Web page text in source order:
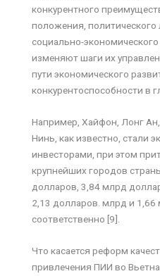
конкурентного
положения,
социально-
изменяют шаги их
пути экономического
конкурентоспособности в
Например, Хайфон, Лонг
Нинь, как известно, стали
инвесторами, при этом
крупнейших городов
долларов, 3,84 млрд
2,13 долларов. млрд и
соответственно [9].
Что касается реформ
привлечения ПИИ во